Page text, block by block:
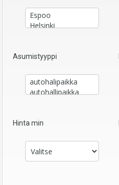
Asumistyyppi
Hinta min